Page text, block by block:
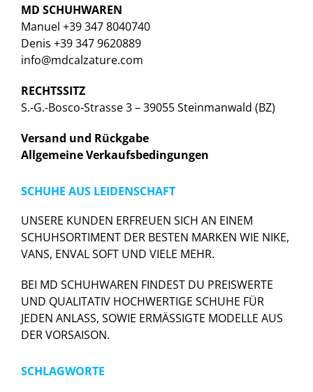
MD SCHUHWAREN
Manuel +39 347 8040740
Denis +39 347 9620889
info@mdcalzature.com
RECHTSSITZ
S.-G.-Bosco-Strasse 3 – 39055 Steinmanwald (BZ)
Versand und Rückgabe
Allgemeine Verkaufsbedingungen
SCHUHE AUS LEIDENSCHAFT
UNSERE KUNDEN ERFREUEN SICH AN EINEM
SCHUHSORTIMENT DER BESTEN MARKEN WIE NIKE,
VANS, ENVAL SOFT UND VIELE MEHR.
BEI MD SCHUHWAREN FINDEST DU PREISWERTE
UND QUALITATIV HOCHWERTIGE SCHUHE FÜR
JEDEN ANLASS, SOWIE ERMÄSSIGTE MODELLE AUS
DER VORSAISON.
SCHLAGWORTE